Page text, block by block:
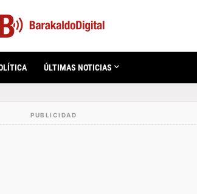
ÚLTIMAS NOTICIAS